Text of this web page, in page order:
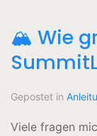
🏔️ Wie
Gepostet in
Viele fragen